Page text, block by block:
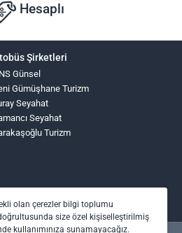
Hesaplı
Şirketleri
Günsel
Gümüşhane Turizm
Seyahat
Seyahat
Turizm
olan çerezler bilgi toplumu
size özel kişiselleştirilmiş
kullanımınıza sunamayacağız.